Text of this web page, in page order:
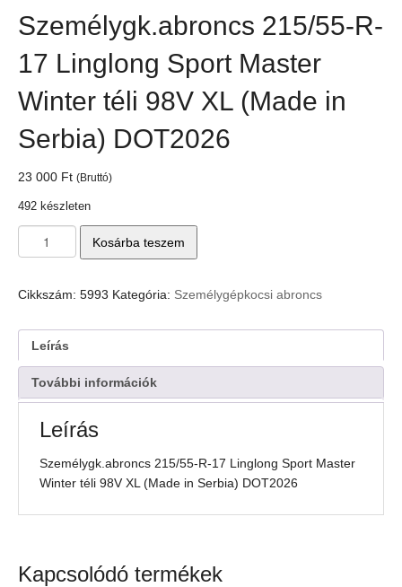
Személygk.abroncs 215/55-R-
17 Linglong Sport Master
Winter téli 98V XL (Made in
Serbia) DOT2026
23 000 Ft (Bruttó)
492 készleten
215/55-
17
Master
Winter
téli
98V
(Made
Serbia)
DOT2026
Kosárba teszem
Cikkszám: 5993 Kategória: Személygépkocsi abroncs
Leírás
További információk
Leírás
Személygk.abroncs 215/55-R-17 Linglong Sport Master
Winter téli 98V XL (Made in Serbia) DOT2026
Kapcsolódó termékek